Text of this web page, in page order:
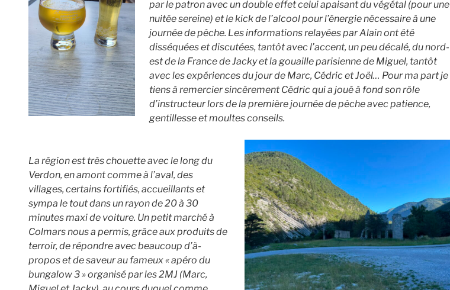
par le patron avec un double effet celui apaisant du végétal (pour une
nuitée sereine) et le kick de l’alcool pour l’énergie nécessaire à une
journée de pêche. Les informations relayées par Alain ont été
disséquées et discutées, tantôt avec l’accent, un peu décalé, du nord-
est de la France de Jacky et la gouaille parisienne de Miguel, tantôt
avec les expériences du jour de Marc, Cédric et Joël… Pour ma part je
tiens à remercier sincèrement Cédric qui a joué à fond son rôle
d’instructeur lors de la première journée de pêche avec patience,
gentillesse et moultes conseils.
La région est très chouette avec le long du
Verdon, en amont comme à l’aval, des
villages, certains fortifiés, accueillants et
sympa le tout dans un rayon de 20 à 30
minutes maxi de voiture. Un petit marché à
Colmars nous a permis, grâce aux produits de
terroir, de répondre avec beaucoup d’à-
propos et de saveur au fameux « apéro du
bungalow 3 » organisé par les 2MJ (Marc,